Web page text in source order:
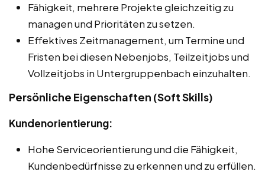
Fähigkeit, mehrere Projekte gleichzeitig zu
managen und Prioritäten zu setzen.
Effektives Zeitmanagement, um Termine und
Fristen bei diesen Nebenjobs, Teilzeitjobs und
Vollzeitjobs in Untergruppenbach einzuhalten.
Persönliche Eigenschaften (Soft Skills)
Kundenorientierung:
Hohe Serviceorientierung und die Fähigkeit,
Kundenbedürfnisse zu erkennen und zu erfüllen.